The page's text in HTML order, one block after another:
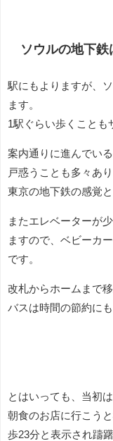
ソウルの地下
駅にもよりますが、
ます。
1駅ぐらい歩くことも
案内通りに進んでい
戸惑うことも多々あり
東京の地下鉄の感覚
またエレベーターが
ますので、ベビーカ
です。
改札からホームまで
バスは時間の節約にも
とはいっても、当初
朝食のお店に行こう
歩23分と表示され躊躇